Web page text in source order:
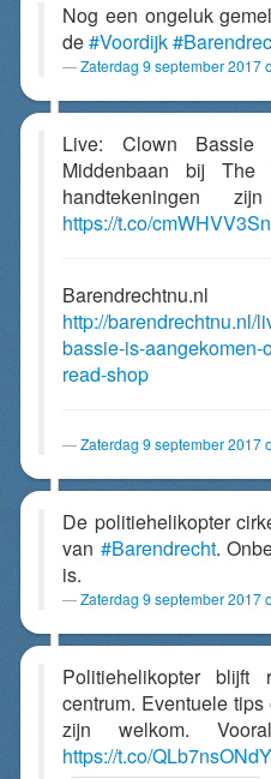
Nog een ongeluk
de#Voordijk
Zaterdag 9 september 2017
Live: Clown
Middenbaan bij
https://t.co/
Barendrechtnu.nl
http://barendrechtnu.nl/
bassie-is-
read-shop
Zaterdag 9 september 2017
De politiehelikopter
van #Barendrecht.
is.
Zaterdag 9 september 2017
Politiehelikopter
centrum. Eventuele
zijn welkom.
https://t.co/QLb7nsONdY